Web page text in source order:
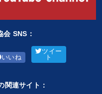
会 SNS：
いいね
ツイー
ト
関連サイト：